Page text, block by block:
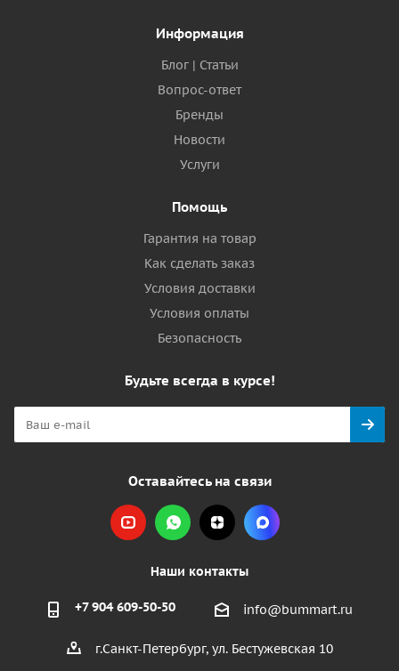
Информация
Блог | Статьи
Вопрос-ответ
Бренды
Новости
Услуги
Помощь
Гарантия на товар
Как сделать заказ
Условия доставки
Условия оплаты
Безопасность
Будьте всегда в курсе!
Оставайтесь на связи
Наши контакты
+7 904 609-50-50 info@bummart.ru
г.Санкт-Петербург, ул. Бестужевская 10